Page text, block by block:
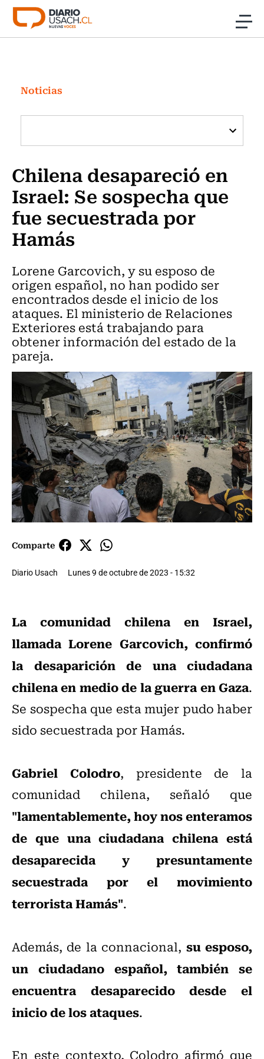
Click acá para ir directamente al contenido
Investigación
Cultura
Programas Radio y TV Usach
Noticias
Chilena desapareció en
Israel: Se sospecha que
fue secuestrada por
Hamás
Lorene Garcovich, y su esposo de
origen español, no han podido ser
encontrados desde el inicio de los
ataques. El ministerio de Relaciones
Exteriores está trabajando para
obtener información del estado de la
pareja.
Comparte
Diario Usach Lunes 9 de octubre de 2023 - 15:32
La comunidad chilena en Israel,
llamada Lorene Garcovich, confirmó
la desaparición de una ciudadana
chilena en medio de la guerra en Gaza.
Se sospecha que esta mujer pudo haber
sido secuestrada por Hamás.
Gabriel Colodro, presidente de la
comunidad chilena, señaló que
"lamentablemente, hoy nos enteramos
de que una ciudadana chilena está
desaparecida y presuntamente
secuestrada por el movimiento
terrorista Hamás".
Además, de la connacional, su esposo,
un ciudadano español, también se
encuentra desaparecido desde el
inicio de los ataques.
En este contexto, Colodro afirmó que